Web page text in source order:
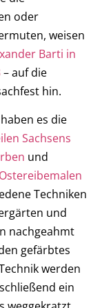
oder
weisen
Barti in
– auf die
hin.
es die
Sachsens
und
Techniken
und
nachgeahmt
gefärbtes
werden
ein